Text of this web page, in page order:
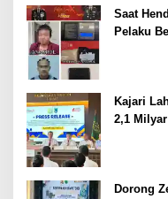
Saat
Pelaku
Kajari
2,1
Dorong